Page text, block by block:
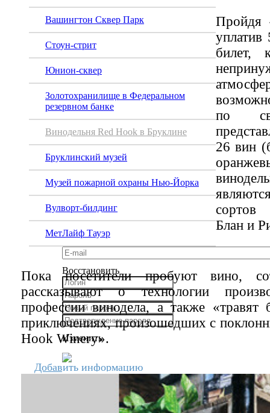
Вашингтон Сквер Парк
Стоун-стрит
Юнион-сквер
Золотохранилище в Федеральном
резервном банке
Винодельня Red Hook в Бруклине
Бруклинский музей
Музей пожарной охраны Нью-Йорка
Вулворт-билдинг
МетЛайф Тауэр
Восстановить
Изменить
Пройдя
уплатив
билет,
по
26 вин
сортов
Блан и
Пока посетители пробуют вино,
рассказывают о технологии
профессии винодела, а также «травят
приключениях, произошедших с
Hook Winery».
Добавить информацию